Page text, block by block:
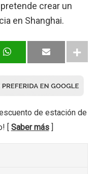
crear un
en Shanghai.
de estación de
[ Saber más]